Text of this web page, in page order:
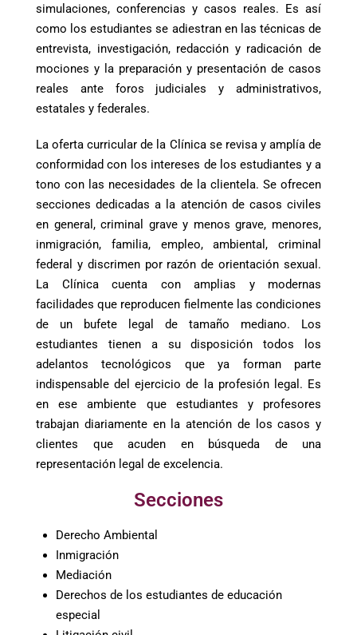
simulaciones, conferencias y casos reales. Es así
como los estudiantes se adiestran en las técnicas de
entrevista, investigación, redacción y radicación de
mociones y la preparación y presentación de casos
reales ante foros judiciales y administrativos,
estatales y federales.
La oferta curricular de la Clínica se revisa y amplía de
conformidad con los intereses de los estudiantes y a
tono con las necesidades de la clientela. Se ofrecen
secciones dedicadas a la atención de casos civiles
en general, criminal grave y menos grave, menores,
inmigración, familia, empleo, ambiental, criminal
federal y discrimen por razón de orientación sexual.
La Clínica cuenta con amplias y modernas
facilidades que reproducen fielmente las condiciones
de un bufete legal de tamaño mediano. Los
estudiantes tienen a su disposición todos los
adelantos tecnológicos que ya forman parte
indispensable del ejercicio de la profesión legal. Es
en ese ambiente que estudiantes y profesores
trabajan diariamente en la atención de los casos y
clientes que acuden en búsqueda de una
representación legal de excelencia.
Secciones
Derecho Ambiental
Inmigración
Mediación
Derechos de los estudiantes de educación
especial